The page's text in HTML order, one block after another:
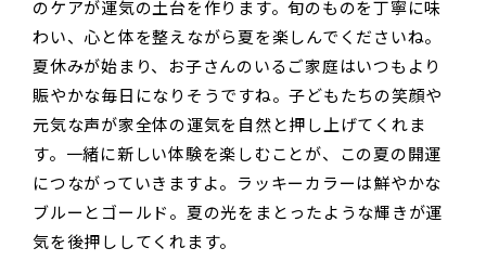
のケアが運気の土台を作ります。旬のものを丁寧に味
わい、心と体を整えながら夏を楽しんでくださいね。
夏休みが始まり、お子さんのいるご家庭はいつもより
賑やかな毎日になりそうですね。子どもたちの笑顔や
元気な声が家全体の運気を自然と押し上げてくれま
す。一緒に新しい体験を楽しむことが、この夏の開運
につながっていきますよ。ラッキーカラーは鮮やかな
ブルーとゴールド。夏の光をまとったような輝きが運
気を後押ししてくれます。